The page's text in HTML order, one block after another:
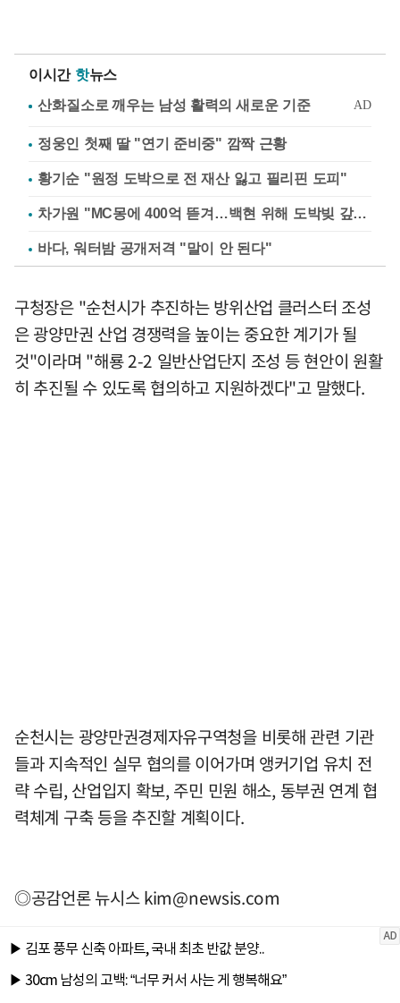
이시간 핫뉴스
정웅인 첫째 딸 "연기 준비중" 깜짝 근황
황기순 "원정 도박으로 전 재산 잃고 필리핀 도피"
차가원 "MC몽에 400억 뜯겨…백현 위해 도박빚 갚아줘"
바다, 워터밤 공개저격 "말이 안 된다"
구청장은 "순천시가 추진하는 방위산업 클러스터 조성
은 광양만권 산업 경쟁력을 높이는 중요한 계기가 될
것"이라며 "해룡 2-2 일반산업단지 조성 등 현안이 원활
히 추진될 수 있도록 협의하고 지원하겠다"고 말했다.
순천시는 광양만권경제자유구역청을 비롯해 관련 기관
들과 지속적인 실무 협의를 이어가며 앵커기업 유치 전
략 수립, 산업입지 확보, 주민 민원 해소, 동부권 연계 협
력체계 구축 등을 추진할 계획이다.
◎공감언론 뉴시스kim@newsis.com